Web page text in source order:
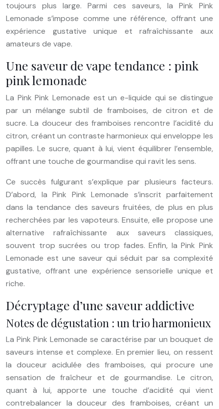
toujours plus large. Parmi ces saveurs, la Pink Pink
Lemonade s’impose comme une référence, offrant une
expérience gustative unique et rafraîchissante aux
amateurs de vape.
Une saveur de vape tendance : pink
pink lemonade
La Pink Pink Lemonade est un e-liquide qui se distingue
par un mélange subtil de framboises, de citron et de
sucre. La douceur des framboises rencontre l’acidité du
citron, créant un contraste harmonieux qui enveloppe les
papilles. Le sucre, quant à lui, vient équilibrer l’ensemble,
offrant une touche de gourmandise qui ravit les sens.
Ce succès fulgurant s’explique par plusieurs facteurs.
D’abord, la Pink Pink Lemonade s’inscrit parfaitement
dans la tendance des saveurs fruitées, de plus en plus
recherchées par les vapoteurs. Ensuite, elle propose une
alternative rafraîchissante aux saveurs classiques,
souvent trop sucrées ou trop fades. Enfin, la Pink Pink
Lemonade est une saveur qui séduit par sa complexité
gustative, offrant une expérience sensorielle unique et
riche.
Décryptage d’une saveur addictive
Notes de dégustation : un trio harmonieux
La Pink Pink Lemonade se caractérise par un bouquet de
saveurs intense et complexe. En premier lieu, on ressent
la douceur acidulée des framboises, qui procure une
sensation de fraîcheur et de gourmandise. Le citron,
quant à lui, apporte une touche d’acidité qui vient
contrebalancer la douceur des framboises, créant un